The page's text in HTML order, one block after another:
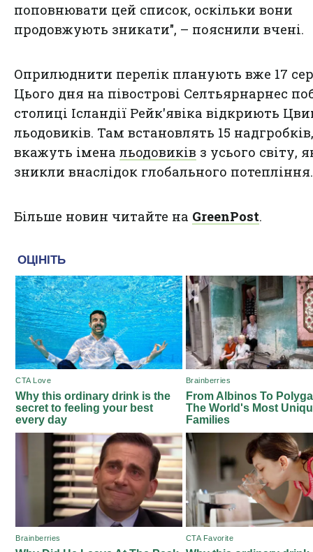
поповнювати цей список, оскільки вони
продовжують зникати", – пояснили вчені.
Оприлюднити перелік планують вже 17
Цього дня на півострові Селтьярнарнес
столиці Ісландії Рейк'явіка відкриють
льодовиків. Там встановлять 15
вкажуть імена льодовиків з усього світу,
зникли внаслідок глобального потепління.
Більше новин читайте на GreenPost.